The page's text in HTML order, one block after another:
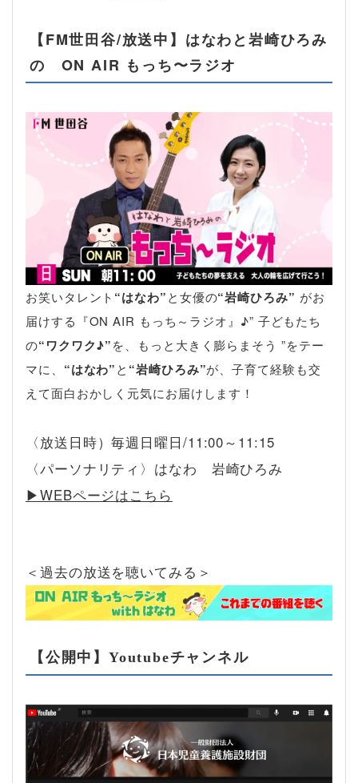
【FM世田谷/放送中】はなわと岩崎ひろみ
の ON AIR もっち〜ラジオ
お笑いタレント “はなわ”と女優の“岩崎ひろみ” がお
届けする『ON AIR もっち～ラジオ』♪” 子どもたち
の“ワクワク♪”を、もっと大きく膨らまそう ”をテー
マに、 “はなわ”と “岩崎ひろみ”が、子育て経験も交
えて面白おかしく元気にお届けします！
〈放送日時）毎週日曜日/11:00～11:15
〈パーソナリティ〉はなわ 岩崎ひろみ
▶︎WEBページはこちら
＜過去の放送を聴いてみる＞
【公開中】Youtubeチャンネル